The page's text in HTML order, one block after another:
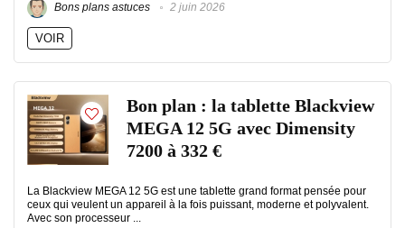
Bons plans astuces 2 juin 2026
VOIR
Bon plan : la tablette Blackview
MEGA 12 5G avec Dimensity
7200 à 332 €
La Blackview MEGA 12 5G est une tablette grand format pensée pour
ceux qui veulent un appareil à la fois puissant, moderne et polyvalent.
Avec son processeur ...